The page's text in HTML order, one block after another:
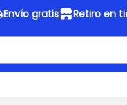
Envío gratis Retiro en
Envío gratis